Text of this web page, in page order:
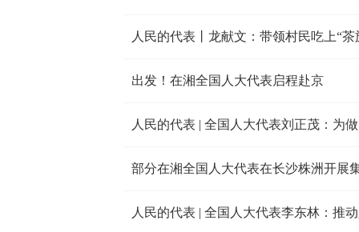
人民的代表丨龙献文：带领村民吃上“茶
出发！在湘全国人大代表启程赴京
人民的代表 | 全国人大代表刘正茂：为
部分在湘全国人大代表在长沙株洲开展
人民的代表 | 全国人大代表李东林：推